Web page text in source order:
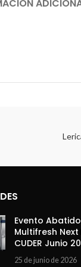
Lerica
Evento
Multifresh Next
CUDER Junio
25 de junio de 2026